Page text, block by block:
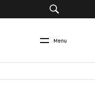
Menu